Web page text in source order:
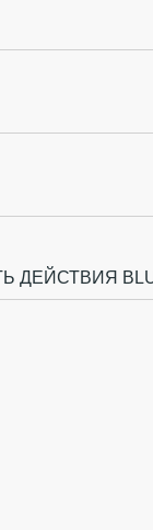
ДЕЙСТВИЯ